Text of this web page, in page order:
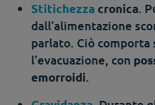
Stitichezzacronica.
dall’alimentazione
parlato. Ciò
l’evacuazione, con
emorroidi.